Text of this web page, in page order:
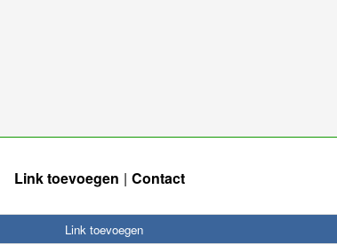
Link toevoegen Contact
Link toevoegen